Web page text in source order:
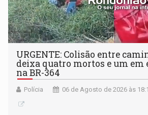
URGENTE: Colisão entre
deixa quatro mortos e um em
na BR-364
Polícia 06 de Agosto de 2026 às